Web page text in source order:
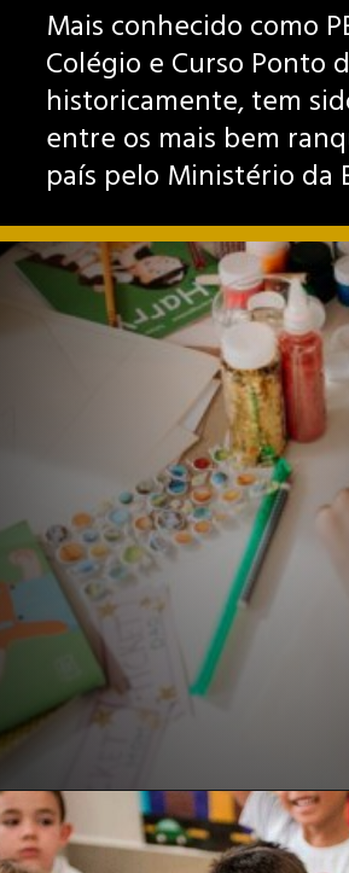
Mais conhecido como
Colégio e Curso Ponto
historicamente, tem
entre os mais bem
país pelo Ministério da